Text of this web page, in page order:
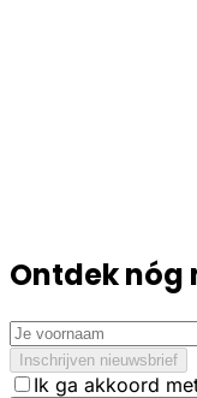
Ontdek nóg
Inschrijven nieuwsbrief
Ik ga akkoord